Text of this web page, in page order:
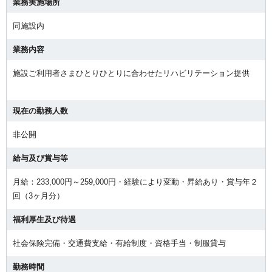
業務実施場所
同施設内
業務内容
施設ご利用者さまひとりひとりに合わせたリハビリテーション提供
現在の勤務人数
非公開
給与及び賞与等
月給：233,000円～259,000円・経験により変動・昇給あり・賞与年２
回（3ヶ月分）
福利厚生及び待遇
社会保険完備・交通費支給・有給制度・資格手当・制服貸与
勤務時間